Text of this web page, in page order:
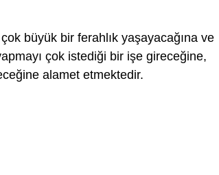
büyük bir ferahlık yaşayacağına ve
çok istediği bir işe gireceğine,
alamet etmektedir.